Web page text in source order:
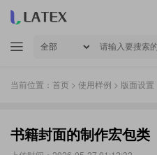
当前位置： 首页 > 使用样例 > 版面设置
书籍封面的制作宏包类